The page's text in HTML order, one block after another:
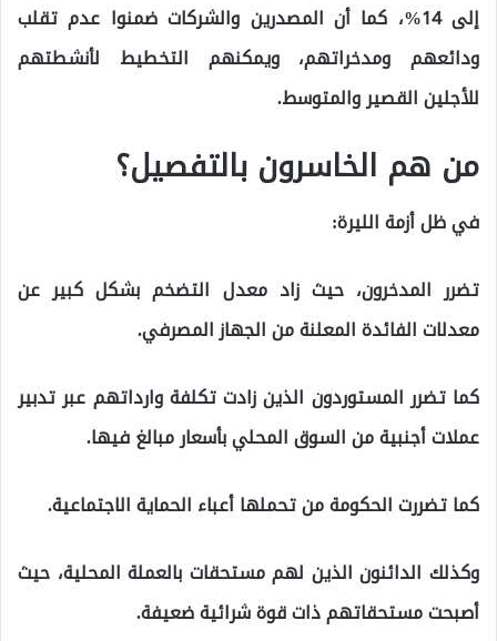
إلى 14%، كما أن المصدرين والشركات ضمنوا عدم تقلب
ودائعهم ومدخراتهم، ويمكنهم التخطيط لأنشطتهم
للأجلين القصير والمتوسط.
من هم الخاسرون بالتفصيل؟
في ظل أزمة الليرة:
تضرر المدخرون، حيث زاد معدل التضخم بشكل كبير عن
معدلات الفائدة المعلنة من الجهاز المصرفي.
كما تضرر المستوردون الذين زادت تكلفة وارداتهم عبر تدبير
عملات أجنبية من السوق المحلي بأسعار مبالغ فيها.
كما تضررت الحكومة من تحملها أعباء الحماية الاجتماعية.
وكذلك الدائنون الذين لهم مستحقات بالعملة المحلية، حيث
أصبحت مستحقاتهم ذات قوة شرائية ضعيفة.